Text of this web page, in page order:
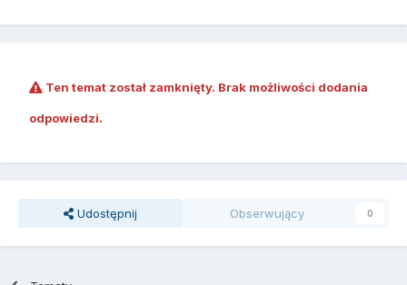
Ten temat został zamknięty. Brak możliwości dodania
odpowiedzi.
Udostępnij Obserwujący 0